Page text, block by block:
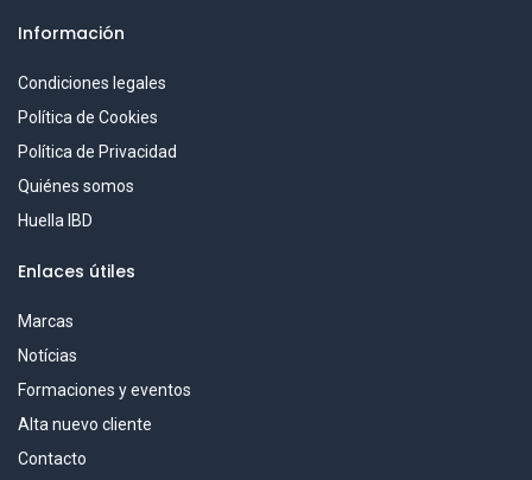
Información
Condiciones legales
Política de Cookies
Política de Privacidad
Quiénes somos
Huella IBD
Enlaces útiles
Marcas
Notícias
Formaciones y eventos
Alta nuevo cliente
Contacto